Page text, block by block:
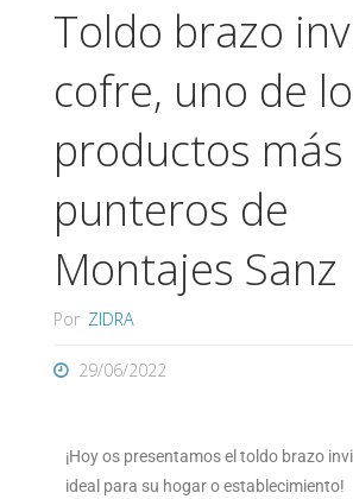
Toldo brazo
cofre, uno de
productos más
punteros de
Montajes Sanz
Por ZIDRA
29/06/2022
¡Hoy os presentamos el toldo brazo
ideal para su hogar o establecimiento!